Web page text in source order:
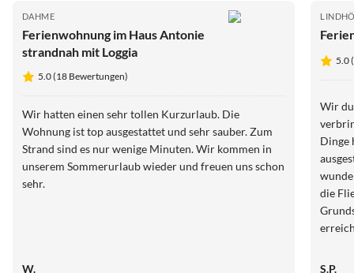
DAHME
Ferienwohnung im Haus Antonie
strandnah mit Loggia
5.0 (18 Bewertungen)
Wir hatten einen sehr tollen Kurzurlaub. Die
Wohnung ist top ausgestattet und sehr sauber. Zum
Strand sind es nur wenige Minuten. Wir kommen in
unserem Sommerurlaub wieder und freuen uns schon
sehr.
W.
5.0
Wir
Dinge
die
als
S.P.